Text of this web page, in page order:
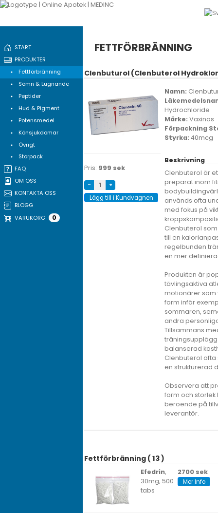
START
PRODUKTER
Fettförbränning
Sömn & Lugnande
Peptider
Hud & Pigment
Potensmedel
Könsjukdomar
Övrigt
Storpack
FAQ
OM OSS
KONTAKTA OSS
BLOGG
VARUKORG
0
FETTFÖRBRÄNNING
Clenbuturol (Clenbuterol
Pris: 999 sek
- +
Lägg till i Kundvagnen
Namn:
Hydrochloride
Märke: Vaxinas
Förpackning
Styrka: 40mcg
Beskrivning
Clenbuterol är
preparat inom
används ofta
med fokus på
Clenbuterol
till en
regelbunden
en mer
Produkten är
tävlingsaktiva
motionärer som
form inför
sommaren,
andra
Tillsammans
balanserad
Clenbuterol ofta
en strukturerad
Observera att
form och storlek
beroende på
leverantör.
Fettförbränning ( 13 )
Efedrin,
30mg, 500
tabs
2700 sek
Mer Info